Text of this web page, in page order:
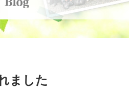
ました